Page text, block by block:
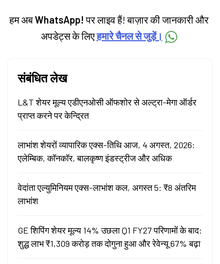
हम अबWhatsApp! पर लाइव हैं! बाज़ार की जानकारी और
अपडेट्स के लिएहमारे चैनल से जुड़ें।
संबंधित लेख
L&T शेयर मूल्य एडीएनओसी ऑफशोर से अल्ट्रा-मेगा ऑर्डर
प्राप्त करने पर केन्द्रित
लाभांश शेयरों व्यापारिक एक्स-तिथि आज, 4 अगस्त, 2026:
एलेम्बिक, कॉनकॉर, बालकृष्ण इंडस्ट्रीज और अधिक
वेदांता एल्युमिनियम एक्स-लाभांश कल, अगस्त 5: ₹8 अंतरिम
लाभांश
GE शिपिंग शेयर मूल्य 14% उछला Q1 FY27 परिणामों के बाद:
शुद्ध लाभ ₹1,309 करोड़ तक दोगुना हुआ और रेवेन्यू 67% बढ़ा